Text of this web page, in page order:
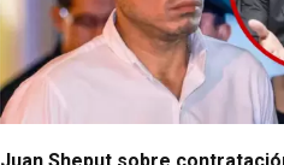
Juan Sheput sobre